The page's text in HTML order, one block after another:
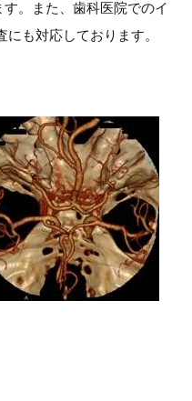
。また、歯科医院でのイ
も対応しております。